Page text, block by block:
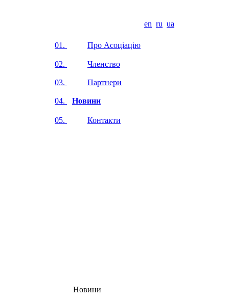
en ru ua
01. Про Асоціацію
02. Членство
03. Партнери
04. Новини
05. Контакти
Новини